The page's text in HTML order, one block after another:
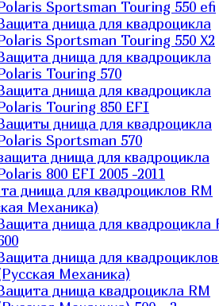
Sportsman Touring 550 efi
днища для квадроцикла
Sportsman Touring 550 X2
днища для квадроцикла
Touring 570
днища для квадроцикла
Touring 850 EFI
днища для квадроцикла
Sportsman 570
днища для квадроцикла
800 EFI 2005 -2011
днища для квадроциклов RM
Механика)
днища для квадроцикла
днища для
Механика)
днища квадроцикла RM